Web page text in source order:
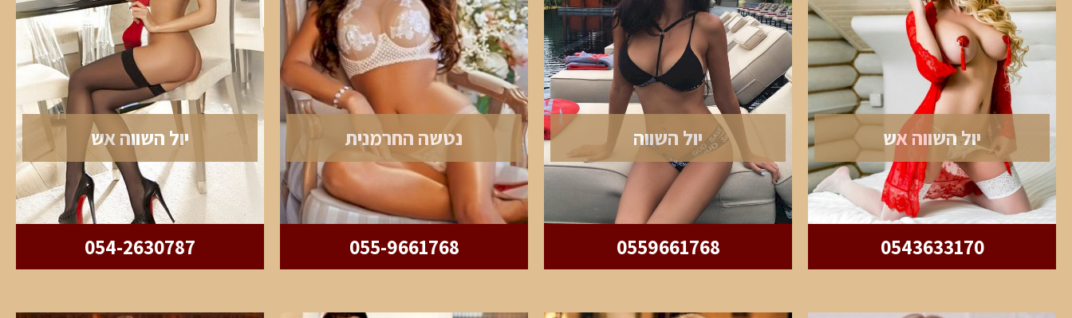
יול השווה אש
0543633170
יול השווה
0559661768
נטשה החרמנית
055-9661768
יול השווה אש
054-2630787